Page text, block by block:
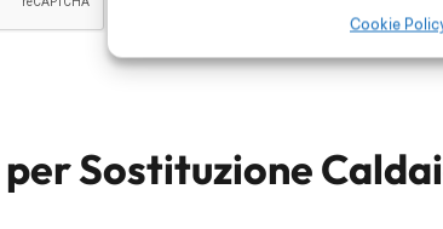
Cookie
Sostituzione